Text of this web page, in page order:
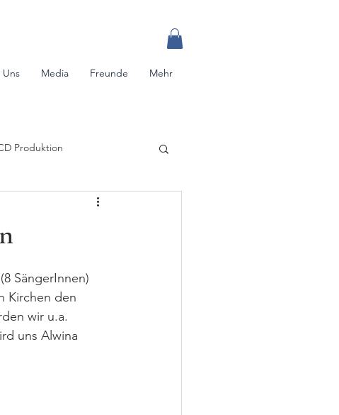
Media Freunde Mehr
Produktion
SängerInnen)
Kirchen den
wir u.a.
uns Alwina